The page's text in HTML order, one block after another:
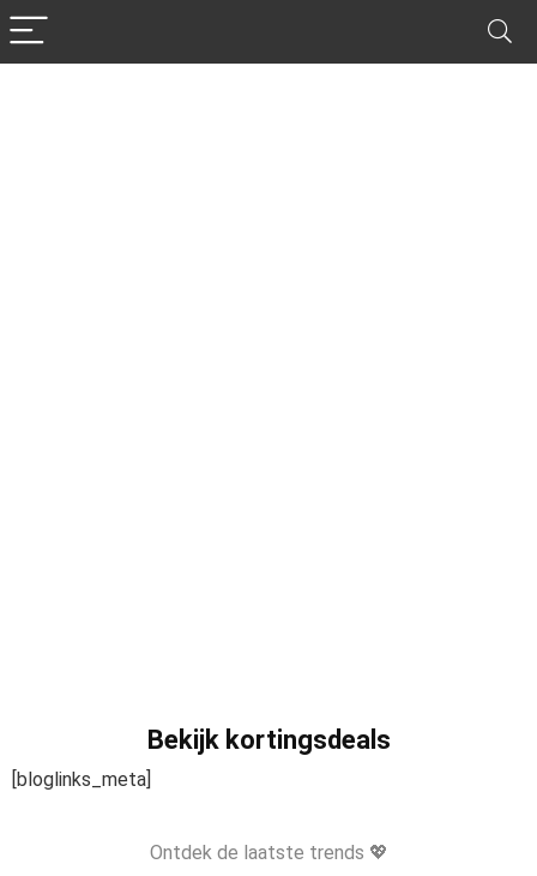
Bekijk kortingsdeals
[bloglinks_meta]
Ontdek de laatste trends 💖